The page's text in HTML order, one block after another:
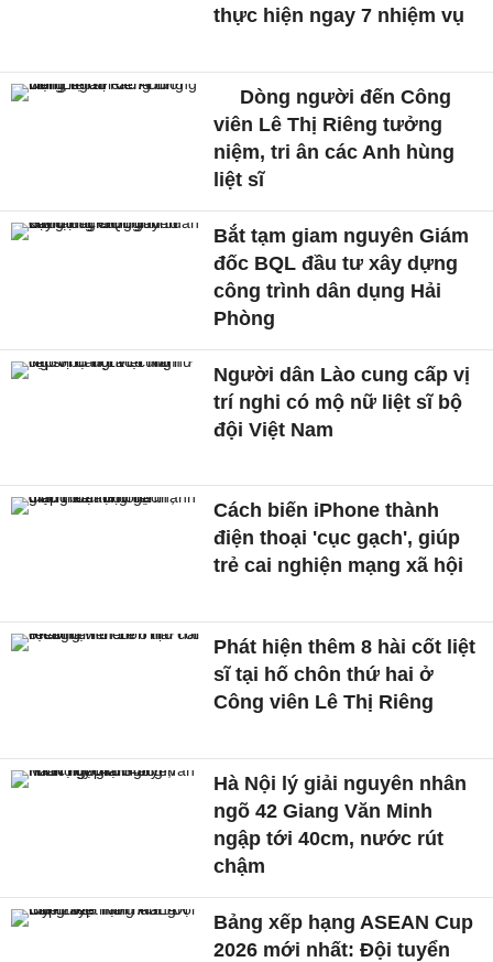
thực hiện ngay 7 nhiệm vụ
Dòng người đến Công
viên Lê Thị Riêng tưởng
niệm, tri ân các Anh hùng
liệt sĩ
Bắt tạm giam nguyên Giám
đốc BQL đầu tư xây dựng
công trình dân dụng Hải
Phòng
Người dân Lào cung cấp vị
trí nghi có mộ nữ liệt sĩ bộ
đội Việt Nam
Cách biến iPhone thành
điện thoại 'cục gạch', giúp
trẻ cai nghiện mạng xã hội
Phát hiện thêm 8 hài cốt liệt
sĩ tại hố chôn thứ hai ở
Công viên Lê Thị Riêng
Hà Nội lý giải nguyên nhân
ngõ 42 Giang Văn Minh
ngập tới 40cm, nước rút
chậm
Bảng xếp hạng ASEAN Cup
2026 mới nhất: Đội tuyển